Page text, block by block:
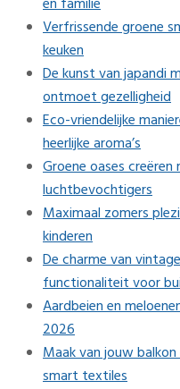
Verfrissende groene
keuken
De kunst van japandi
ontmoet gezelligheid
Eco-vriendelijke
heerlijke aroma’s
Groene oases
luchtbevochtigers
Maximaal zomers
kinderen
De charme van
functionaliteit voor
Aardbeien en
2026
Maak van jouw
smart textiles